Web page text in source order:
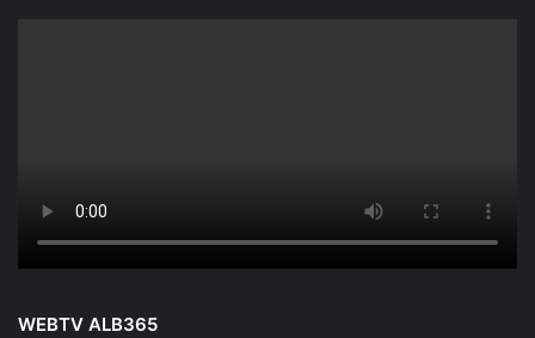
WEBTV ALB365